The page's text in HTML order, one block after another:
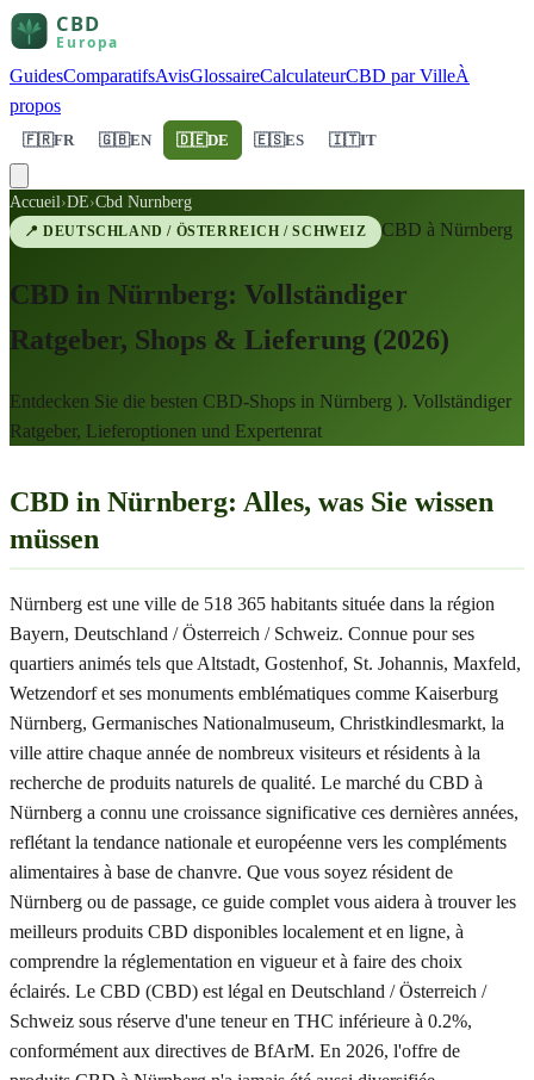
GuidesComparatifsAvisGlossaireCalculateurCBD par VilleÀ
propos
🇫🇷FR 🇬🇧EN 🇩🇪DE 🇪🇸ES 🇮🇹IT
Accueil›DE›Cbd Nurnberg
📍DEUTSCHLAND / ÖSTERREICH / SCHWEIZ CBD à Nürnberg
CBD in Nürnberg: Vollständiger
Ratgeber, Shops & Lieferung (2026)
Entdecken Sie die besten CBD-Shops in Nürnberg ). Vollständiger
Ratgeber, Lieferoptionen und Expertenrat
CBD in Nürnberg: Alles, was Sie wissen
müssen
Nürnberg est une ville de 518 365 habitants située dans la région
Bayern, Deutschland / Österreich / Schweiz. Connue pour ses
quartiers animés tels que Altstadt, Gostenhof, St. Johannis, Maxfeld,
Wetzendorf et ses monuments emblématiques comme Kaiserburg
Nürnberg, Germanisches Nationalmuseum, Christkindlesmarkt, la
ville attire chaque année de nombreux visiteurs et résidents à la
recherche de produits naturels de qualité. Le marché du CBD à
Nürnberg a connu une croissance significative ces dernières années,
reflétant la tendance nationale et européenne vers les compléments
alimentaires à base de chanvre. Que vous soyez résident de
Nürnberg ou de passage, ce guide complet vous aidera à trouver les
meilleurs produits CBD disponibles localement et en ligne, à
comprendre la réglementation en vigueur et à faire des choix
éclairés. Le CBD (CBD) est légal en Deutschland / Österreich /
Schweiz sous réserve d'une teneur en THC inférieure à 0.2%,
conformément aux directives de BfArM. En 2026, l'offre de